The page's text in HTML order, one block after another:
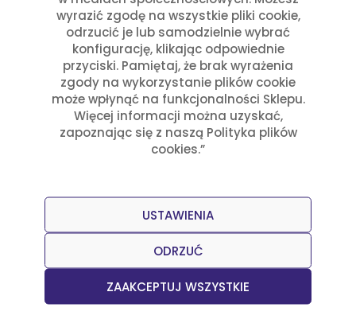
wyrazić zgodę na wszystkie pliki cookie,
odrzucić je lub samodzielnie wybrać
konfigurację, klikając odpowiednie
przyciski. Pamiętaj, że brak wyrażenia
zgody na wykorzystanie plików cookie
może wpłynąć na funkcjonalności Sklepu.
Więcej informacji można uzyskać,
zapoznając się z naszą Polityka plików
cookies.”
ZAAKCEPTUJ WSZYSTKIE
ODRZUĆ
USTAWIENIA
Polecane produkty